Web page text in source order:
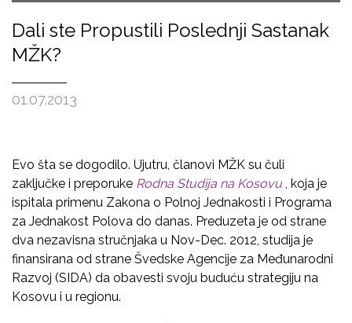
Dali ste Propustili Poslednji Sastanak
MŽK?
01.07.2013
Evo šta se dogodilo. Ujutru, članovi MŽK su čuli
zaključke i preporuke Rodna Studija na Kosovu, koja je
ispitala primenu Zakona o Polnoj Jednakosti i Programa
za Jednakost Polova do danas. Preduzeta je od strane
dva nezavisna stručnjaka u Nov-Dec. 2012, studija je
finansirana od strane Švedske Agencije za Međunarodni
Razvoj (SIDA) da obavesti svoju buduću strategiju na
Kosovu i u regionu.